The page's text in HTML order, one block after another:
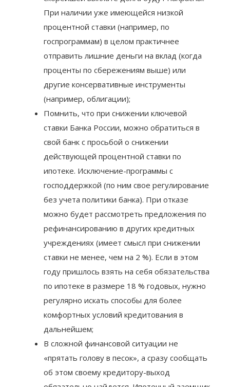
ситуации платить будет нечем и усилия по
скорейшей выплате долга будут напрасны.
При наличии уже имеющейся низкой
процентной ставки (например, по
госпрограммам) в целом практичнее
отправить лишние деньги на вклад (когда
проценты по сбережениям выше) или
другие консервативные инструменты
(например, облигации);
Помнить, что при снижении ключевой
ставки Банка России, можно обратиться в
свой банк с просьбой о снижении
действующей процентной ставки по
ипотеке. Исключение-программы с
господдержкой (по ним свое регулирование
без учета политики банка). При отказе
можно будет рассмотреть предложения по
рефинансированию в других кредитных
учреждениях (имеет смысл при снижении
ставки не менее, чем на 2 %). Если в этом
году пришлось взять на себя обязательства
по ипотеке в размере 18 % годовых, нужно
регулярно искать способы для более
комфортных условий кредитования в
дальнейшем;
В сложной финансовой ситуации не
«прятать голову в песок», а сразу сообщать